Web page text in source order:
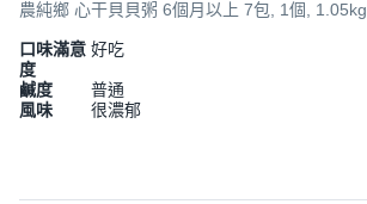
農純鄉 心干貝貝粥 6個月以上 7包, 1個, 1.05kg
口味滿意
度
好吃
鹹度
普通
風味
很濃郁